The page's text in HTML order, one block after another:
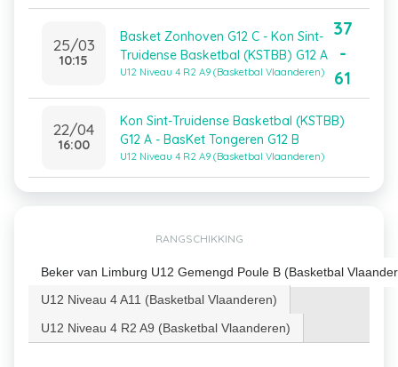
25/03
10:15
Basket Zonhoven G12 C - Kon Sint-
Truidense Basketbal (KSTBB) G12 A
U12 Niveau 4 R2 A9 (Basketbal Vlaanderen)
37
-
61
22/04
16:00
Kon Sint-Truidense Basketbal (KSTBB)
G12 A - BasKet Tongeren G12 B
U12 Niveau 4 R2 A9 (Basketbal Vlaanderen)
RANGSCHIKKING
Beker van Limburg U12 Gemengd Poule B (Basketbal
U12 Niveau 4 A11 (Basketbal Vlaanderen)
U12 Niveau 4 R2 A9 (Basketbal Vlaanderen)